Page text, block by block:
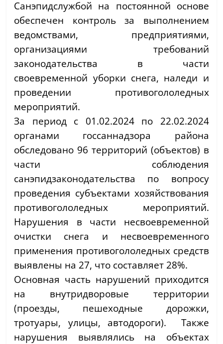
Санэпидслужбой на постоянной основе
обеспечен контроль за выполнением
ведомствами, предприятиями,
организациями требований
законодательства в части
своевременной уборки снега, наледи и
проведении противогололедных
мероприятий.
За период с 01.02.2024 по 22.02.2024
органами госсаннадзора района
обследовано 96 территорий (объектов) в
части соблюдения
санэпидзаконодательства по вопросу
проведения субъектами хозяйствования
противогололедных мероприятий.
Нарушения в части несвоевременной
очистки снега и несвоевременного
применения противогололедных средств
выявлены на 27, что составляет 28%.
Основная часть нарушений приходится
на внутридворовые территории
(проезды, пешеходные дорожки,
тротуары, улицы, автодороги). Также
нарушения выявлялись на объектах